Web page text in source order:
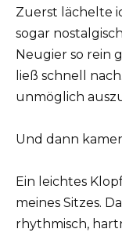
Zuerst lächelte
sogar
Neugier so rein
ließ schnell
unmöglich
Und dann
Ein leichtes
meines Sitzes.
rhythmisch,